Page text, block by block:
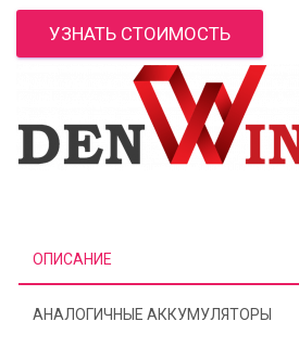
УЗНАТЬ СТОИМОСТЬ
ОПИСАНИЕ
АНАЛОГИЧНЫЕ АККУМУЛЯТОРЫ